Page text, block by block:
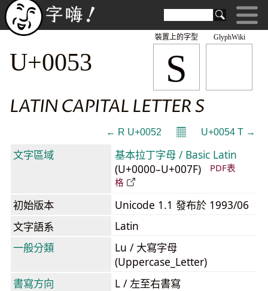
GlyphWiki
S
裝置上的字型
U+0053
LATIN CAPITAL LETTER S
← R U+0052 𝄜 U+0054 T →
文字區域
基本拉丁字母 / Basic Latin
(U+0000–U+007F)
PDF表
格
初始版本
Unicode 1.1 發布於 1993/06
文字語系
Latin
一般分類
Lu / 大寫字母
(Uppercase_Letter)
書寫方向
L / 左至右書寫